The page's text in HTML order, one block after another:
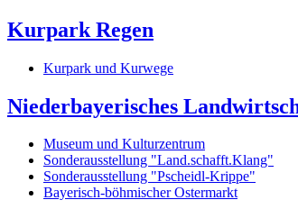
Kurpark Regen
Kurpark und Kurwege
Niederbayerisches
Museum und Kulturzentrum
Sonderausstellung "Land.schafft.Klang"
Sonderausstellung "Pscheidl-Krippe"
Bayerisch-böhmischer Ostermarkt